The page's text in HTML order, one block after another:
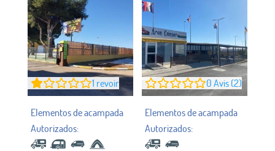
1 revoir 0 Avis (2)